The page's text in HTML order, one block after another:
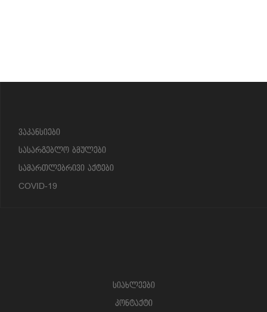
ვაკანსიები
სასარგებლო ბმულები
სამართლებრივი აქტები
COVID-19
სიახლეები
კონტაქტი